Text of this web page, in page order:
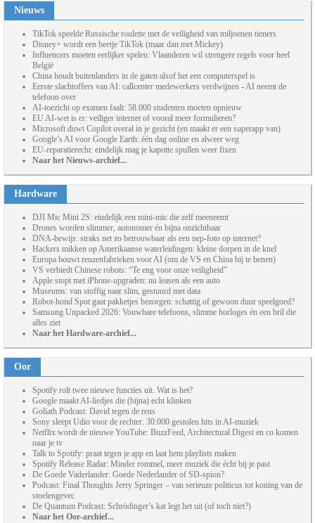
Nieuws
TikTok speelde Russische roulette met de veiligheid van miljoenen tieners
Disney+ wordt een beetje TikTok (maar dan met Mickey)
Influencers moeten eerlijker spelen: Vlaanderen wil strengere regels voor heel
België
China houdt buitenlanders in de gaten alsof het een computerspel is
Eerste slachtoffers van AI: callcenter medewerkers verdwijnen - AI neemt de
telefoon over
AI-toezicht op examen faalt: 58.000 studenten moeten opnieuw
EU AI-wet is er: veiliger internet of vooral meer formulieren?
Microsoft duwt Copilot overal in je gezicht (en maakt er een superapp van)
Google’s AI voor Google Earth: één dag online en alweer weg
EU-reparatierecht: eindelijk mag je kapotte spullen weer fixen
Naar het Nieuws-archief...
Hardware
DJI Mic Mini 2S: eindelijk een mini-mic die zelf meeneemt
Drones worden slimmer, autonomer én bijna onzichtbaar
DNA-bewijs: straks net zo betrouwbaar als een nep-foto op internet?
Hackers mikken op Amerikaanse waterleidingen: kleine dorpen in de knel
Europa bouwt reuzenfabrieken voor AI (om de VS en China bij te benen)
VS verbiedt Chinese robots: “Te eng voor onze veiligheid”
Apple stopt met iPhone-upgraden: nu leasen als een auto
Museums: van stoffig naar slim, gestuurd met data
Robot-hond Spot gaat pakketjes bezorgen: schattig of gewoon duur speelgoed?
Samsung Unpacked 2026: Vouwbare telefoons, slimme horloges én een bril die
alles ziet
Naar het Hardware-archief...
Oor
Spotify rolt twee nieuwe functies uit. Wat is het?
Google maakt AI-liedjes die (bijna) echt klinken
Goliath Podcast: David tegen de reus
Sony sleept Udio voor de rechter: 30.000 gestolen hits in AI-muziek
Netflix wordt de nieuwe YouTube: BuzzFeed, Architectural Digest en co komen
naar je tv
Talk to Spotify: praat tegen je app en laat hem playlists maken
Spotify Release Radar: Minder rommel, meer muziek die écht bij je past
De Goede Vaderlander: Goede Nederlander of SD-spion?
Podcast: Final Thoughts Jerry Springer – van serieuze politicus tot koning van de
stoelengevec
De Quantum Podcast: Schrödinger’s kat legt het uit (of toch niet?)
Naar het Oor-archief...